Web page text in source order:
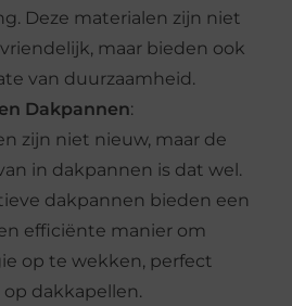
Deze materialen zijn niet
maar bieden ook
van duurzaamheid.
Dakpannen:
zijn niet nieuw, maar de
in dakpannen is dat wel.
dakpannen bieden een
efficiënte manier om
op te wekken, perfect
dakkapellen.